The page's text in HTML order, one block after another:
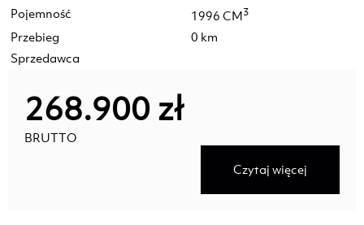
Pojemność
1996 CM3
Przebieg
0 km
Sprzedawca
268.900 zł
BRUTTO
Czytaj więcej